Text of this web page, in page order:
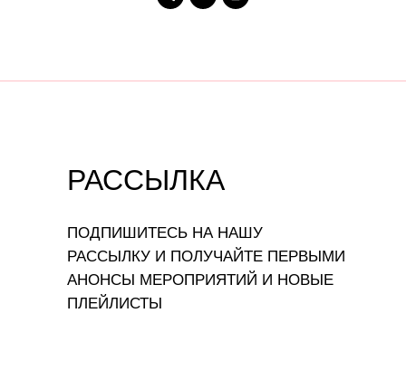
РАССЫЛКА
ПОДПИШИТЕСЬ НА НАШУ
РАССЫЛКУ И ПОЛУЧАЙТЕ ПЕРВЫМИ
АНОНСЫ МЕРОПРИЯТИЙ И НОВЫЕ
ПЛЕЙЛИСТЫ